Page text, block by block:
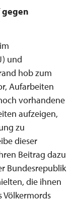
gegen
und
hob zum
Aufarbeiten
vorhandene
aufzeigen,
zu
dieser
Beitrag dazu
Bundesrepublik
die ihnen
Völkermords